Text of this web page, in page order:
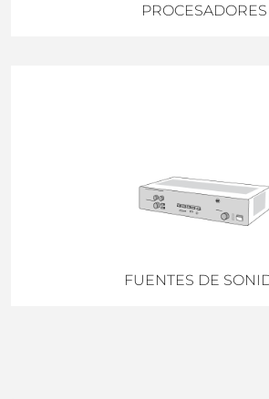
PROCESADORES
FUENTES DE